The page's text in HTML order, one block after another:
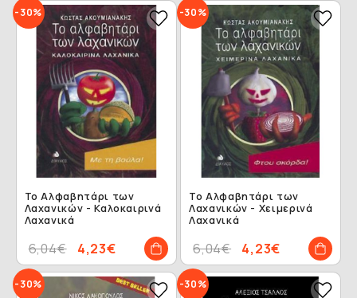
-30%
Το Αλφαβητάρι των
Λαχανικών - Καλοκαιρινά
Λαχανικά
4,23€
6,04€
-30%
Το Αλφαβητάρι των
Λαχανικών - Χειμερινά
Λαχανικά
4,23€
6,04€
-30% -30%